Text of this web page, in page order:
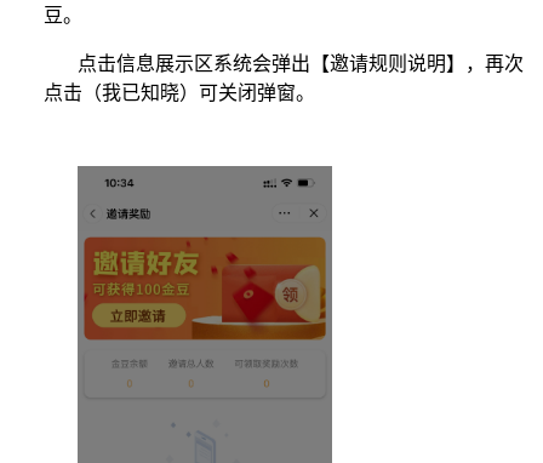
豆。
点击信息展示区系统会弹出【邀请规则说明】，再次
点击（我已知晓）可关闭弹窗。